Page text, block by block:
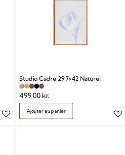
Studio Cadre 29,7×42 Naturel
499,00 kr.
Ajouter au panier